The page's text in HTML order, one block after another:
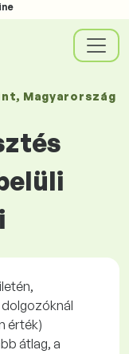
, Magyarország
érték)
átlag, a